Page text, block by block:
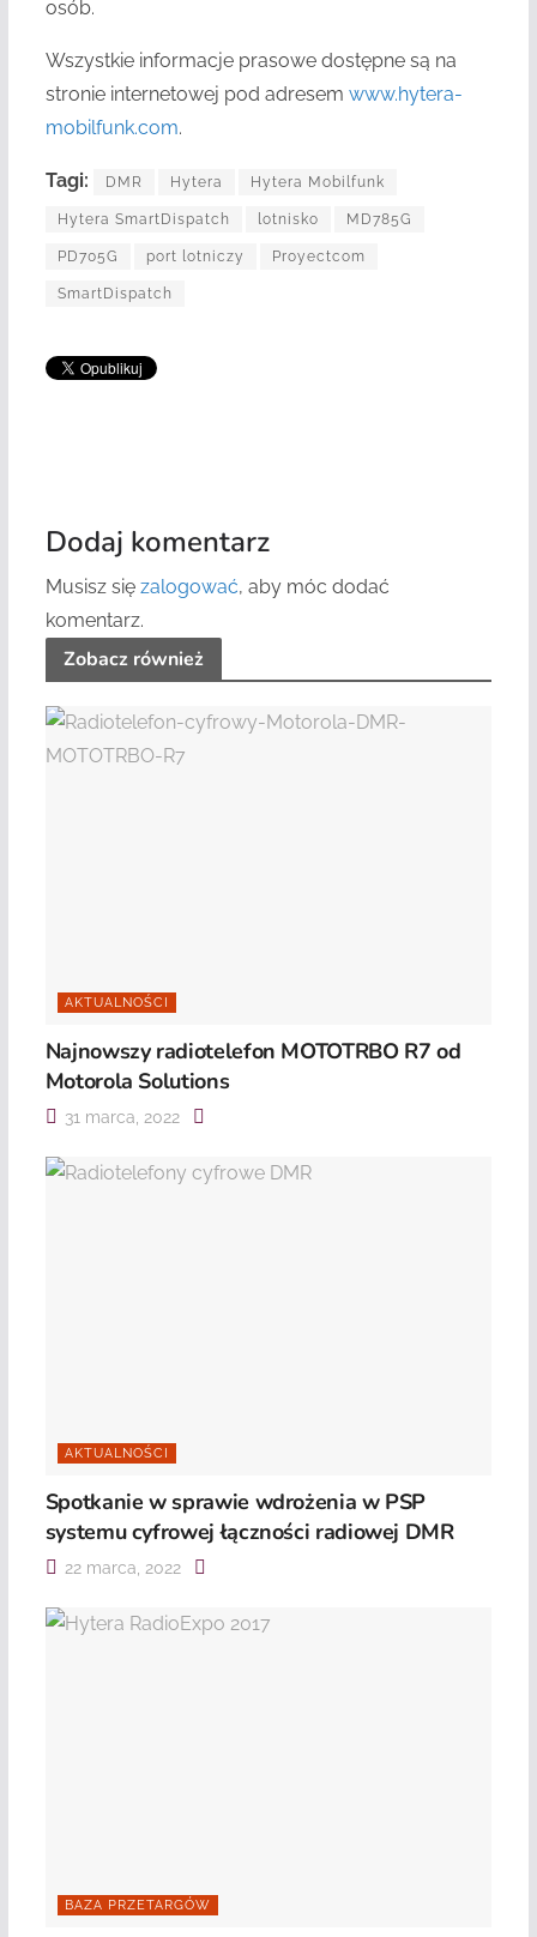
osób.
Wszystkie informacje prasowe dostępne są na
stronie internetowej pod adresem www.hytera-
mobilfunk.com.
Tagi: DMR Hytera Hytera Mobilfunk
Hytera SmartDispatch lotnisko MD785G
PD705G port lotniczy Proyectcom
SmartDispatch
Dodaj komentarz
Musisz się zalogować, aby móc dodać
komentarz.
Zobacz również
AKTUALNOŚCI
Najnowszy radiotelefon MOTOTRBO R7 od
Motorola Solutions
31 marca, 2022
AKTUALNOŚCI
Spotkanie w sprawie wdrożenia w PSP
systemu cyfrowej łączności radiowej DMR
22 marca, 2022
BAZA PRZETARGÓW